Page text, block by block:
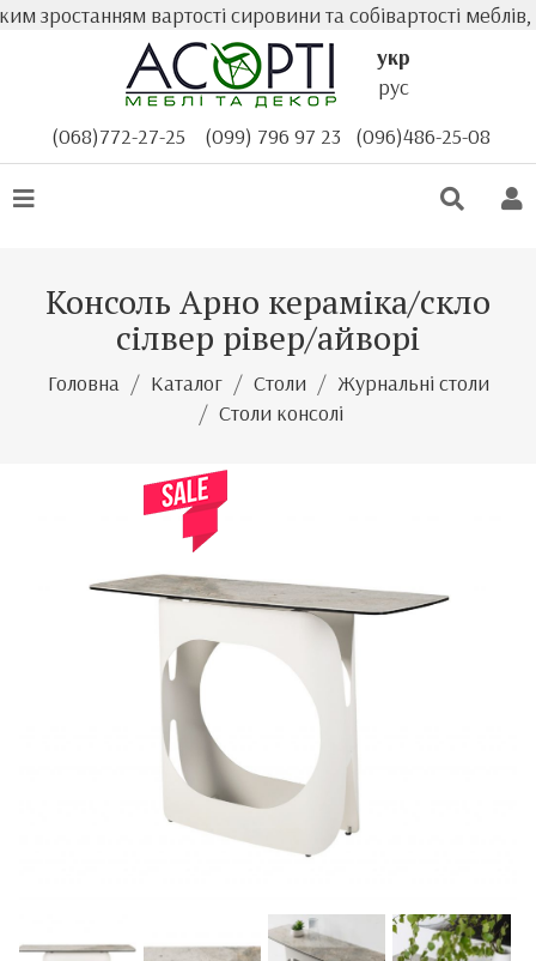
зростанням вартості сировини та собівартості
укр
рус
(068)772-27-25
(099) 796 97 23 (096)486-25-08
Консоль Арно кераміка/скло
сілвер рівер/айворі
Головна Каталог Столи
Журнальні столи
Столи консолі